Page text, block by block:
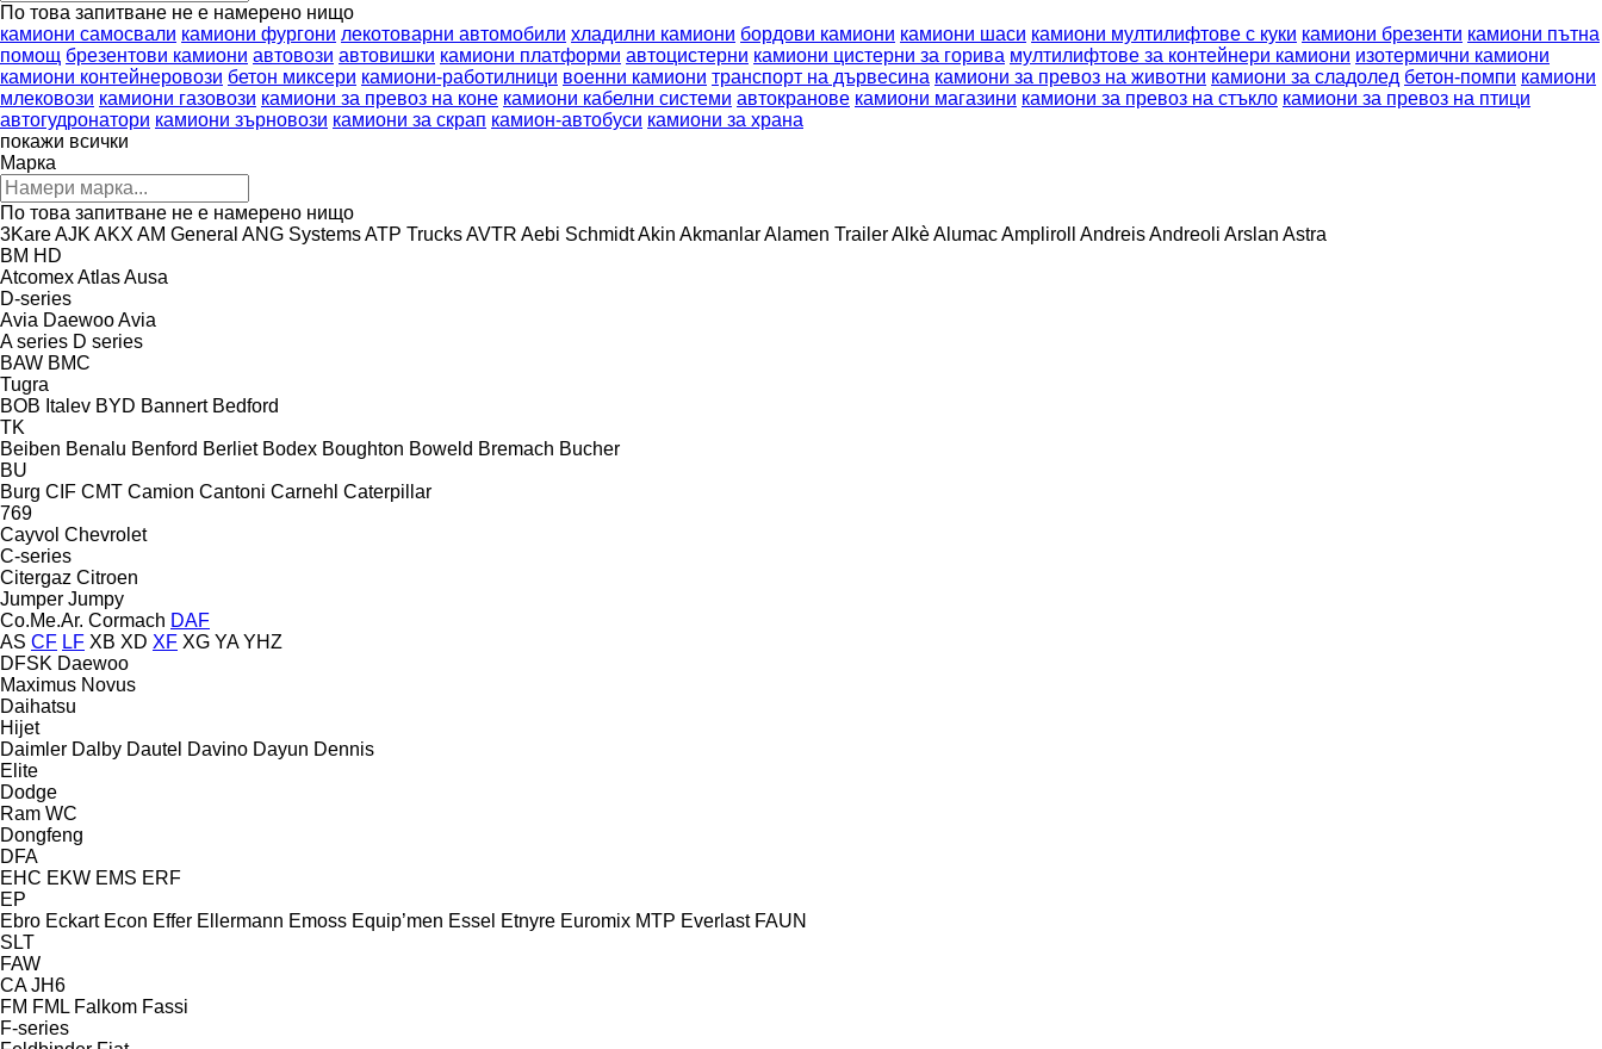
По това запитване не е намерено нищо
камиони самосвали камиони фургони лекотоварни автомобили хладилни камиони бордови камиони камиони шаси камиони мултилифтове с куки камиони брезенти камиони пътна
помощ брезентови камиони автовози автовишки камиони платформи автоцистерни камиони цистерни за горива мултилифтове за контейнери камиони изотермични камиони
камиони контейнеровози бетон миксери камиони-работилници военни камиони транспорт на дървесина камиони за превоз на животни камиони за сладолед бетон-помпи камиони
млековози камиони газовози камиони за превоз на коне камиони кабелни системи автокранове камиони магазини камиони за превоз на стъкло камиони за превоз на птици
автогудронатори камиони зърновози камиони за скрап камион-автобуси камиони за храна
покажи всички
Марка
По това запитване не е намерено нищо
3KareAJK AKX AM General ANG SystemsATP TrucksAVTR Aebi SchmidtAkin AkmanlarAlamen TrailerAlkèAlumacAmpliroll AndreisAndreoli Arslan Astra
BM HD
AtcomexAtlasAusa
D-series
Avia DaewooAvia
A series D series
BAW BMC
Tugra
BOB Italev BYD Bannert Bedford
TK
Beiben Benalu Benford Berliet Bodex Boughton Boweld Bremach Bucher
BU
Burg CIF CMT Camion Cantoni Carnehl Caterpillar
769
Cayvol Chevrolet
C-series
Citergaz Citroen
Jumper Jumpy
Co.Me.Ar. Cormach DAF
AS CF LF XB XD XF XG YA YHZ
DFSK Daewoo
Maximus Novus
Daihatsu
Hijet
Daimler Dalby Dautel Davino Dayun Dennis
Elite
Dodge
Ram WC
Dongfeng
DFA
EHC EKW EMS ERF
EP
Ebro Eckart Econ Effer Ellermann Emoss Equip’men Essel Etnyre Euromix MTP Everlast FAUN
SLT
FAW
CA JH6
FM FML Falkom Fassi
F-series